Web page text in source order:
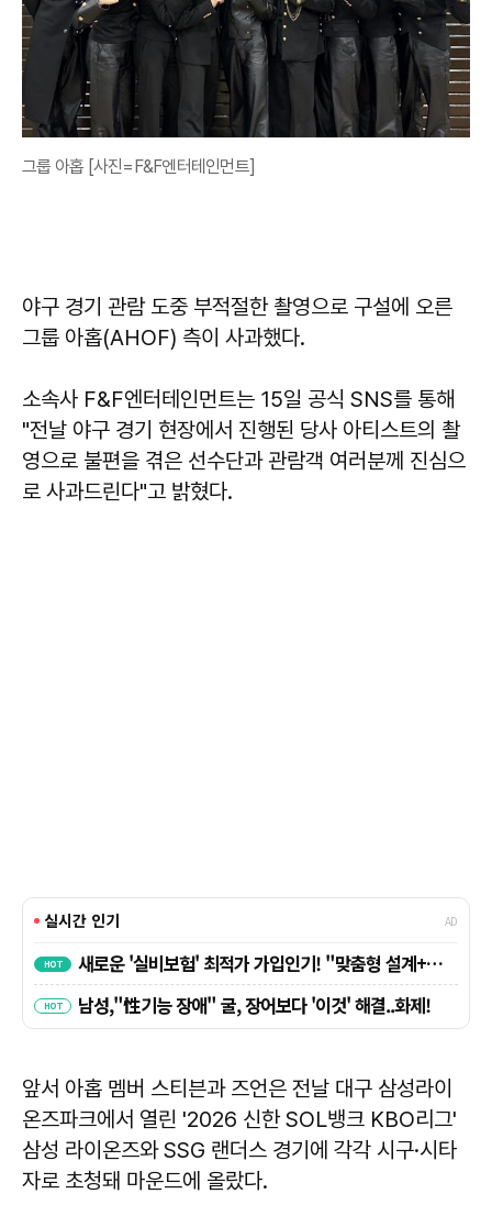
그룹 아홉 [사진=F&F엔터테인먼트]
야구 경기 관람 도중 부적절한 촬영으로 구설에 오른
그룹 아홉(AHOF) 측이 사과했다.
소속사 F&F엔터테인먼트는 15일 공식 SNS를 통해
"전날 야구 경기 현장에서 진행된 당사 아티스트의 촬
영으로 불편을 겪은 선수단과 관람객 여러분께 진심으
로 사과드린다"고 밝혔다.
앞서 아홉 멤버 스티븐과 즈언은 전날 대구 삼성라이
온즈파크에서 열린 '2026 신한 SOL뱅크 KBO리그'
삼성 라이온즈와 SSG 랜더스 경기에 각각 시구·시타
자로 초청돼 마운드에 올랐다.